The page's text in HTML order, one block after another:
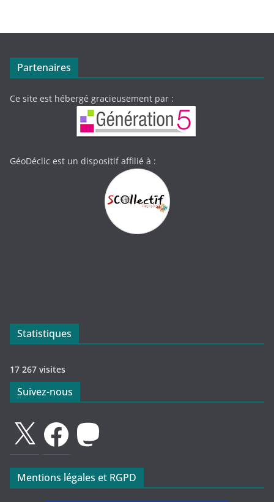
Partenaires
Ce site est hébergé gracieusement par :
GéoDéclic est un dispositif affilié à :
Statistiques
17 267 visites
Suivez-nous
FacebookMastodon
Mentions légales et RGPD